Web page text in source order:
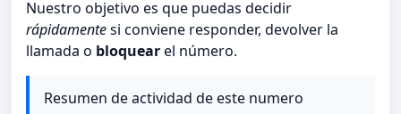
Nuestro objetivo es que puedas decidir
rápidamentesi conviene responder, devolver la
llamada o bloquearel número.
Resumen de actividad de este numero